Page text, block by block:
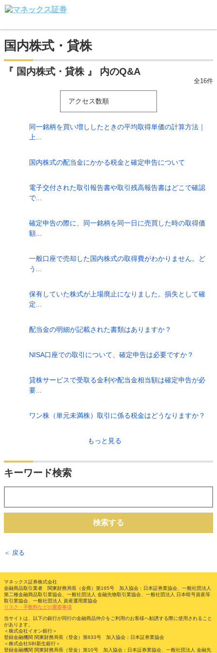
国内株式・貸株
『 国内株式・貸株 』 内のQ&A
全16件
アクセス数順
同一銘柄を買い増ししたときの平均取得単価の計算方法｜
上...
国内株式の配当金にかかる税金と確定申告について
電子交付された取引報告書や取引残高報告書はどこで確認
で...
確定申告の際に、同一銘柄を同一日に売買した時の取得価
額...
一般口座で売却した国内株式の取得費がわかりません。ど
う...
保有していた株式が上場廃止になりました。損失として確
定...
配当金の明細が記載された書類はありますか？
NISA口座での取引について、確定申告は必要ですか？
貸株サービスで受取る金利や配当金相当額は確定申告が必
要...
ワン株（単元未満株）取引に係る税金はどうなりますか？
もっと見る
キーワード検索
検索する
＜ 戻る
マネックス証券株式会社
金融商品取引業者 関東財務局長（金商）第165号 加入協会：日本証券業協会、一般社団法人
第二種金融商品取引業協会、一般社団法人 金融先物取引業協会、一般社団法人 日本暗号資産等
取引業協会、一般社団法人 資産運用業協会
リスク・手数料などの重要事項
当サイトは、以下の銀行が同行の金融商品仲介をご利用のお客様へ勧誘する際に使用されること
があります。
＜株式会社イオン銀行＞
登録金融機関 関東財務局長（登金）第633号 加入協会：日本証券業協会
＜株式会社SBI新生銀行＞
登録金融機関 関東財務局長（登金）第10号 加入協会：日本証券業協会、一般社団法人 金融先